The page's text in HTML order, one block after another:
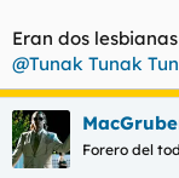
Eran dos
@Tunak Tunak Tun
Forero del